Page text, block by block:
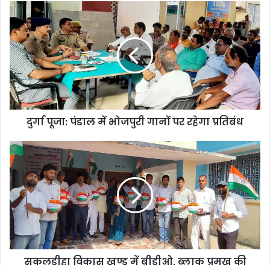
दुर्गा पूजा: पंडाल में भोजपुरी गानों पर रहेगा प्रतिबंध
सकलडीहा विकास खण्ड में बीडीओ, ब्लाक प्रमुख की